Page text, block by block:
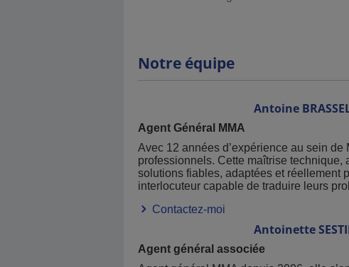
Notre équipe
Antoine
Agent Général MMA
Avec 12 années d’expérience au sein
professionnels. Cette maîtrise technique,
solutions fiables, adaptées et réellement
interlocuteur capable de traduire leurs
Contactez-moi
Antoinette
Agent général associée